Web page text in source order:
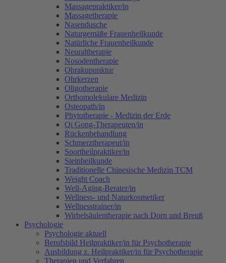
Massagepraktiker/in
Massagetherapie
Nasendusche
Naturgemäße Frauenheilkunde
Natürliche Frauenheilkunde
Neuraltherapie
Nosodentherapie
Ohrakupunktur
Ohrkerzen
Oligotherapie
Orthomolekulare Medizin
Osteopath/in
Phytotherapie - Medizin der Erde
Qi Gong-Therapeuten/in
Rückenbehandlung
Schmerztherapeut/in
Sportheilpraktiker/in
Steinheilkunde
Traditionelle Chinesische Medizin TCM
Weight Coach
Well-Aging-Berater/in
Wellness- und Naturkosmetiker
Wellnesstrainer/in
Wirbelsäulentherapie nach Dorn und Breuß
Psychologie
Psychologie aktuell
Berufsbild Heilpraktiker/in für Psychotherapie
Ausbildung z. Heilpraktiker/in für Psychotherapie
Therapien und Verfahren